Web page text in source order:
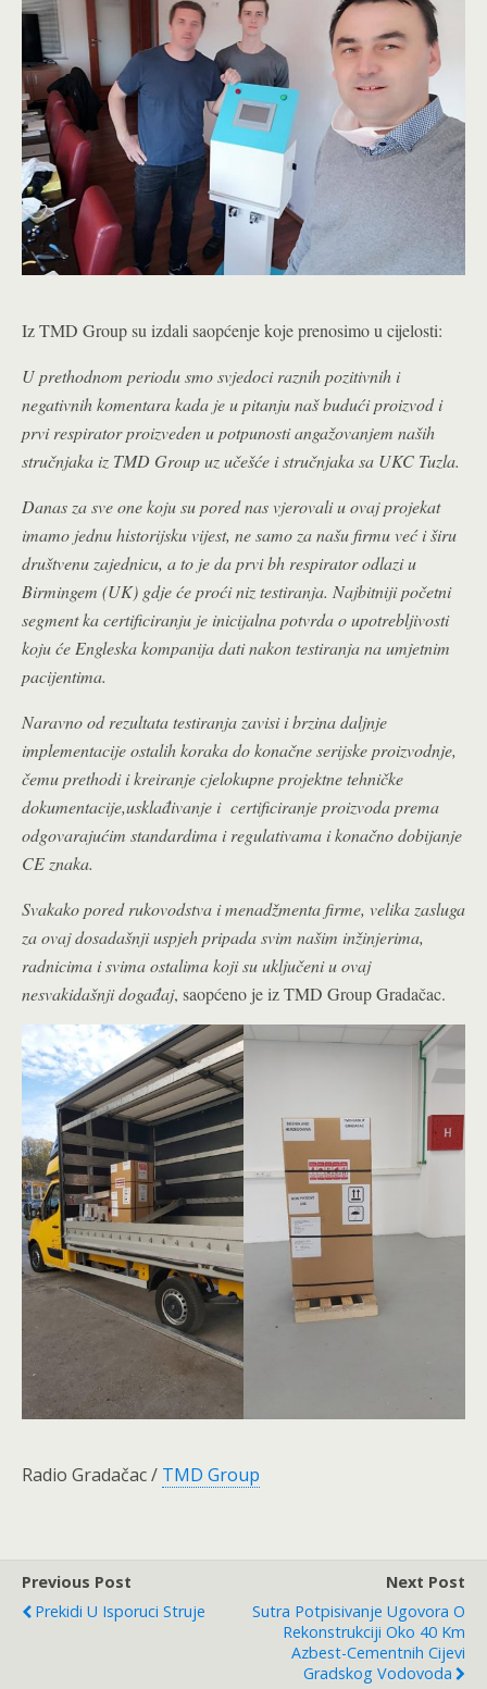
Iz TMD Group su izdali saopćenje koje prenosimo u cijelosti:
U prethodnom periodu smo svjedoci raznih pozitivnih i
negativnih komentara kada je u pitanju naš budući proizvod i
prvi respirator proizveden u potpunosti angažovanjem naših
stručnjaka iz TMD Group uz učešće i stručnjaka sa UKC Tuzla.
Danas za sve one koju su pored nas vjerovali u ovaj projekat
imamo jednu historijsku vijest, ne samo za našu firmu već i širu
društvenu zajednicu, a to je da prvi bh respirator odlazi u
Birmingem (UK) gdje će proći niz testiranja. Najbitniji početni
segment ka certificiranju je inicijalna potvrda o upotrebljivosti
koju će Engleska kompanija dati nakon testiranja na umjetnim
pacijentima.
Naravno od rezultata testiranja zavisi i brzina daljnje
implementacije ostalih koraka do konačne serijske proizvodnje,
čemu prethodi i kreiranje cjelokupne projektne tehničke
dokumentacije,usklađivanje i certificiranje proizvoda prema
odgovarajućim standardima i regulativama i konačno dobijanje
CE znaka.
Svakako pored rukovodstva i menadžmenta firme, velika zasluga
za ovaj dosadašnji uspjeh pripada svim našim inžinjerima,
radnicima i svima ostalima koji su uključeni u ovaj
nesvakidašnji događaj, saopćeno je iz TMD Group Gradačac.
Radio Gradačac / TMD Group
Previous Post
Prekidi U Isporuci Struje
Next Post
Sutra Potpisivanje Ugovora O
Rekonstrukciji Oko 40 Km
Azbest-Cementnih Cijevi
Gradskog Vodovoda